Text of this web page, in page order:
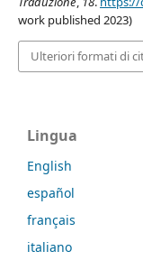
work published 2023)
Ulteriori formati di
Lingua
English
español
français
italiano